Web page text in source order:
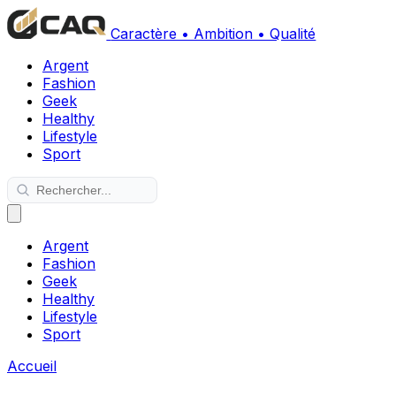
Caractère • Ambition • Qualité
Argent
Fashion
Geek
Healthy
Lifestyle
Sport
Argent
Fashion
Geek
Healthy
Lifestyle
Sport
Accueil